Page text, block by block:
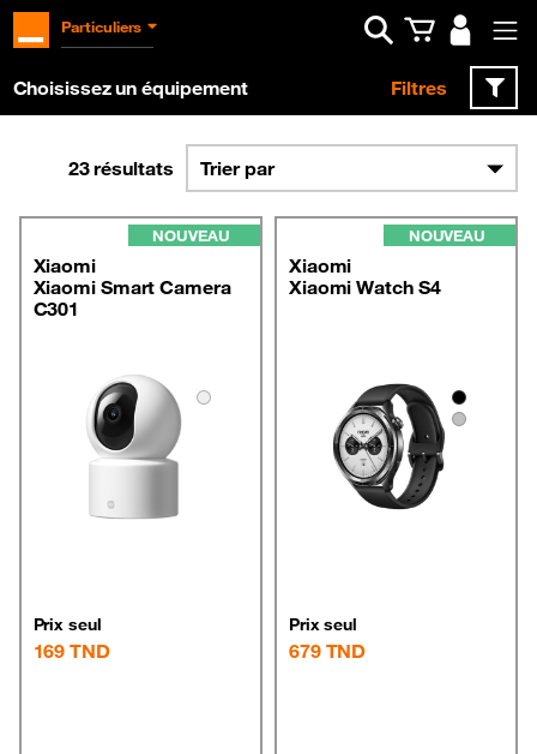
Particuliers Ouvrir la barre
Choisissez un équipement Filtres
23résultats
NOUVEAU
Xiaomi
Xiaomi Smart Camera
C301
Prix seul
169 TND
NOUVEAU
Xiaomi
Xiaomi Watch S4
Prix seul
679 TND